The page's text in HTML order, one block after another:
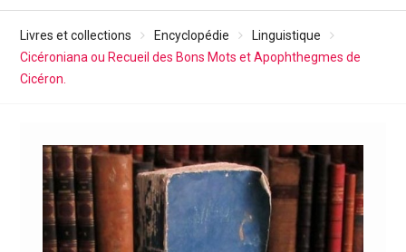
Livres et collections Encyclopédie
Linguistique
Cicéroniana ou Recueil des Bons Mots et Apophthegmes de
Cicéron.